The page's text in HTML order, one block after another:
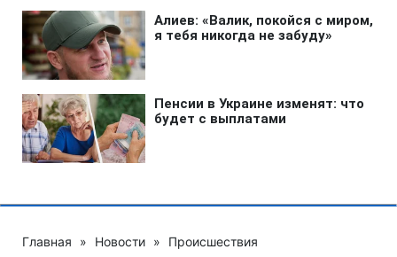
Главная » Новости » Происшествия